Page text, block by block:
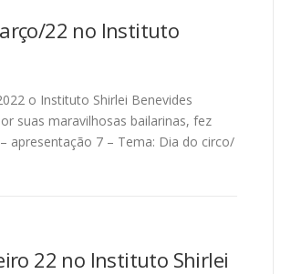
22 no Instituto
o Instituto Shirlei Benevides
suas maravilhosas bailarinas, fez
apresentação 7 – Tema: Dia do circo/
22 no Instituto Shirlei